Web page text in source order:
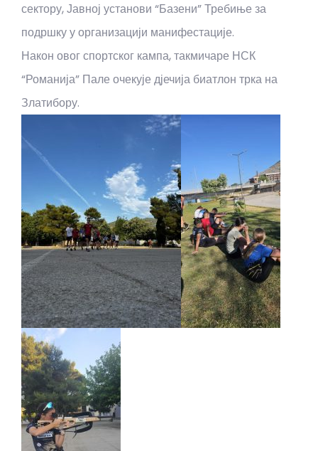
сектору, Јавној установи “Базени” Требиње за
подршку у организацији манифестације.
Након овог спортског кампа, такмичаре НСК
“Романија” Пале очекује дјечија биатлон трка на
Златибору.